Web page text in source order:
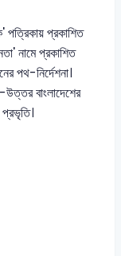
পত্রিকায় প্রকাশিত
নামে প্রকাশিত
পথ-নির্দেশনা।
উত্তর বাংলাদেশের